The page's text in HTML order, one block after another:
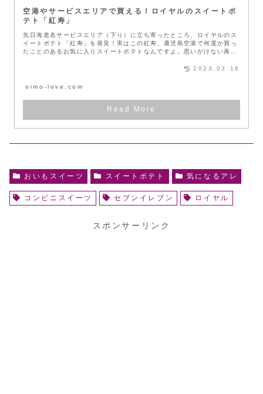
空港やサービスエリアで買える！ロイヤルのスイートポ
テト「紅寿」
先日海老名サービスエリア（下り）に立ち寄ったところ、ロイヤルのス
イートポテト「紅寿」を発見！実はこの紅寿、鹿児島空港で何度か買っ
たことのあるお気に入りスイートポテトなんですよ。思いがけない再会
oimo-love.com
2023.03.18
おいもスイーツ スイートポテト 気になるアレ
コンビニスイーツ セブンイレブン ロイヤル
スポンサーリンク